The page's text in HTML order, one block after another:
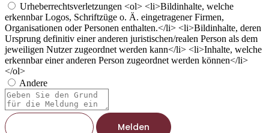
Urheberrechtsverletzungen <ol> <li>Bildinhalte, welche
erkennbar Logos, Schriftzüge o. Ä. eingetragener Firmen,
Organisationen oder Personen enthalten.</li> <li>Bildinhalte, deren
Ursprung definitiv einer anderen juristischen/realen Person als dem
jeweiligen Nutzer zugeordnet werden kann</li> <li>Inhalte, welche
erkennbar einer anderen Person zugeordnet werden können</li>
</ol>
Andere
Berichtsnotiz
Melden